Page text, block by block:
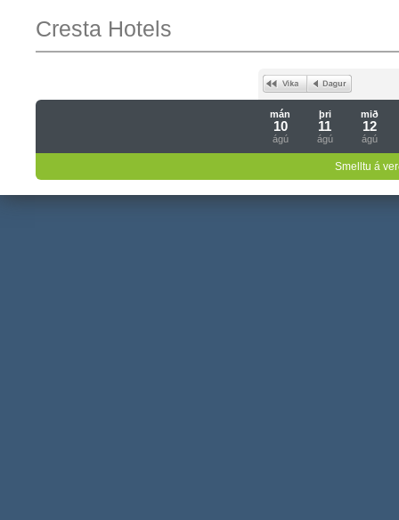
Cresta Hotels
mán
10
ágú
þri
11
ágú
mið
12
ágú
Smelltu á